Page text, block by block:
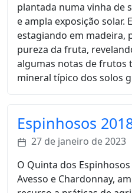
plantada numa vinha de
e ampla exposição solar.
estagiando em madeira,
pureza da fruta,
algumas notas de frutos
mineral típico dos solos
Espinhosos
27 de janeiro de 2023
O Quinta dos
Avesso e Chardonnay,